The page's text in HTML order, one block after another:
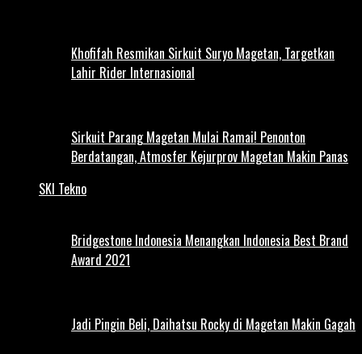
Khofifah Resmikan Sirkuit Suryo Magetan, Targetkan
Lahir Rider Internasional
Sirkuit Parang Magetan Mulai Ramai! Penonton
Berdatangan, Atmosfer Kejurprov Magetan Makin Panas
SKI Tekno
Bridgestone Indonesia Menangkan Indonesia Best Brand
Award 2021
Jadi Pingin Beli, Daihatsu Rocky di Magetan Makin Gagah